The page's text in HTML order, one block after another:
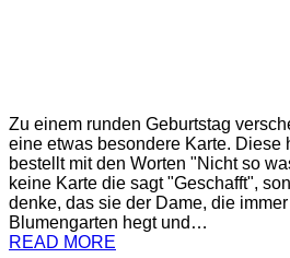
Zu einem runden Geburtstag
eine etwas besondere Karte. Diese
bestellt mit den Worten "Nicht so
keine Karte die sagt "Geschafft",
denke, das sie der Dame, die
Blumengarten hegt und…
READ MORE